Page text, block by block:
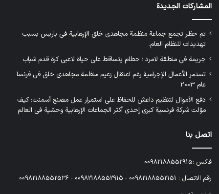
المشاركات الجديدة
تم حظر تجمع جماعة منظمة مجاهدي خلق الإرهابية في باريس بسبب
تهديدات للنظام العام.
جريمة في منطقة لامرد ؛ حطام يتساقط على حياة لاعبي كرة قدم شباب
تستمر الأعمال الإجرامية رغم اعتقال زعيم منظمة مجاهدي خلق في فرنسا
عام 2003
دفع الأموال لتنظيم داعش للحفاظ على استمرار عمل مصنع أسمنت: كيف
موّلت شركة فرنسية كبرى إحدى أكثر الجماعات الإرهابية وحشية في العالم
اتصل بنا
فاكس :00982188552915
رقم الاتصال : 00982188552151 - 00982188552915 - 00982188552536